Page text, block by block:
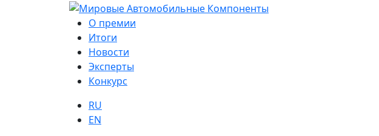
О премии
Итоги
Новости
Эксперты
Конкурс
RU
EN